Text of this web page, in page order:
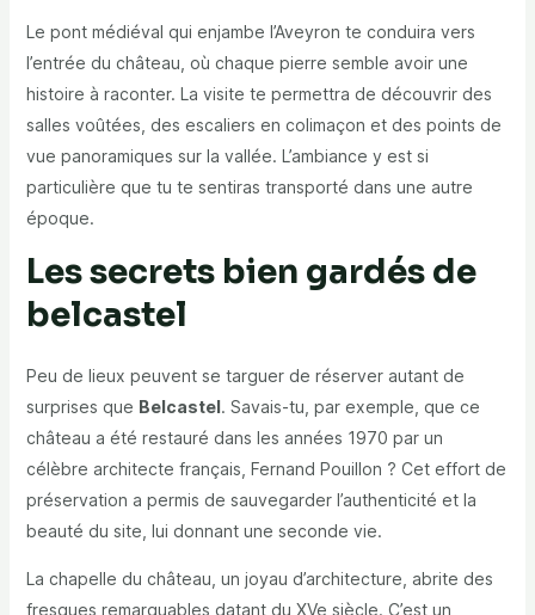
Le pont médiéval qui enjambe l’Aveyron te conduira vers
l’entrée du château, où chaque pierre semble avoir une
histoire à raconter. La visite te permettra de découvrir des
salles voûtées, des escaliers en colimaçon et des points de
vue panoramiques sur la vallée. L’ambiance y est si
particulière que tu te sentiras transporté dans une autre
époque.
Les secrets bien gardés de
belcastel
Peu de lieux peuvent se targuer de réserver autant de
surprises que Belcastel. Savais-tu, par exemple, que ce
château a été restauré dans les années 1970 par un
célèbre architecte français, Fernand Pouillon ? Cet effort de
préservation a permis de sauvegarder l’authenticité et la
beauté du site, lui donnant une seconde vie.
La chapelle du château, un joyau d’architecture, abrite des
fresques remarquables datant du XVe siècle. C’est un